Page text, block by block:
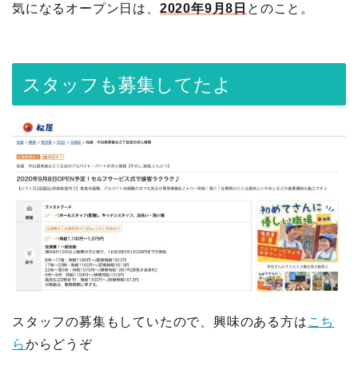
気になるオープン日は、 2020年9月8日 とのこと。
スタッフも募集してたよ
スタッフの募集もしていたので、興味のある方は こち
らからどうぞ